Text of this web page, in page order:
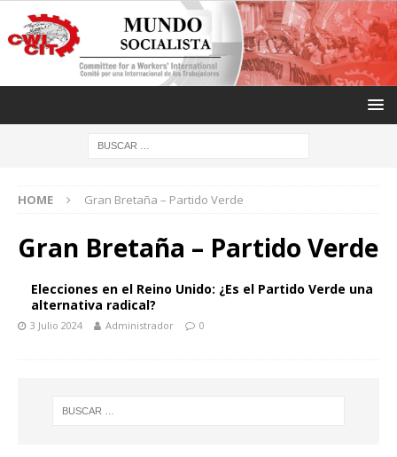
HOME Gran Bretaña – Partido Verde
Gran Bretaña – Partido Verde
Elecciones en el Reino Unido: ¿Es el Partido Verde una
alternativa radical?
3 Julio 2024 Administrador 0